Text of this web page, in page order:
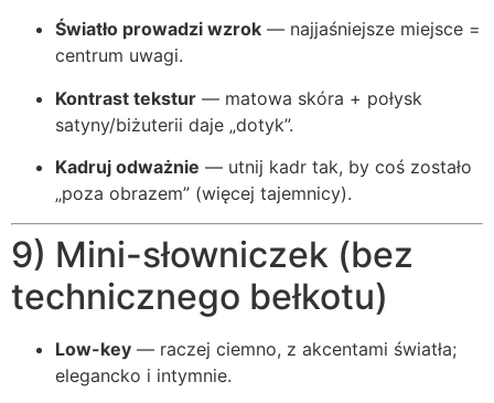
Światło prowadzi wzrok — najjaśniejsze miejsce =
centrum uwagi.
Kontrast tekstur — matowa skóra + połysk
satyny/biżuterii daje „dotyk”.
Kadruj odważnie — utnij kadr tak, by coś zostało
„poza obrazem” (więcej tajemnicy).
9) Mini-słowniczek (bez
technicznego bełkotu)
Low-key — raczej ciemno, z akcentami światła;
elegancko i intymnie.